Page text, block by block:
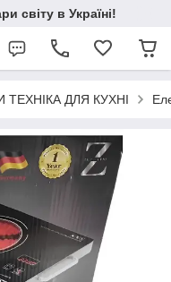
світу в Україні!
ТЕХНІКА ДЛЯ КУХНІ